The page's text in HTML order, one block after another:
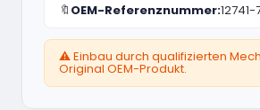
🔖 OEM-Referenznummer:12741-
⚠️ Einbau durch qualifizierten
Original OEM-Produkt.